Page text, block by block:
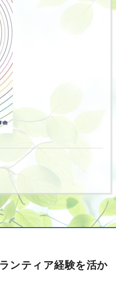
ンティア経験を活か